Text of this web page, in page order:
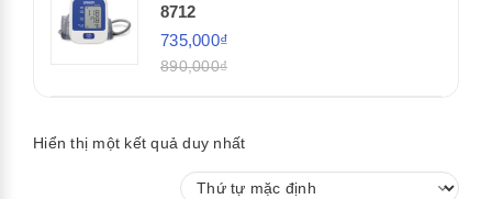
8712
735,000₫
890,000₫
Hiển thị một kết quả duy nhất